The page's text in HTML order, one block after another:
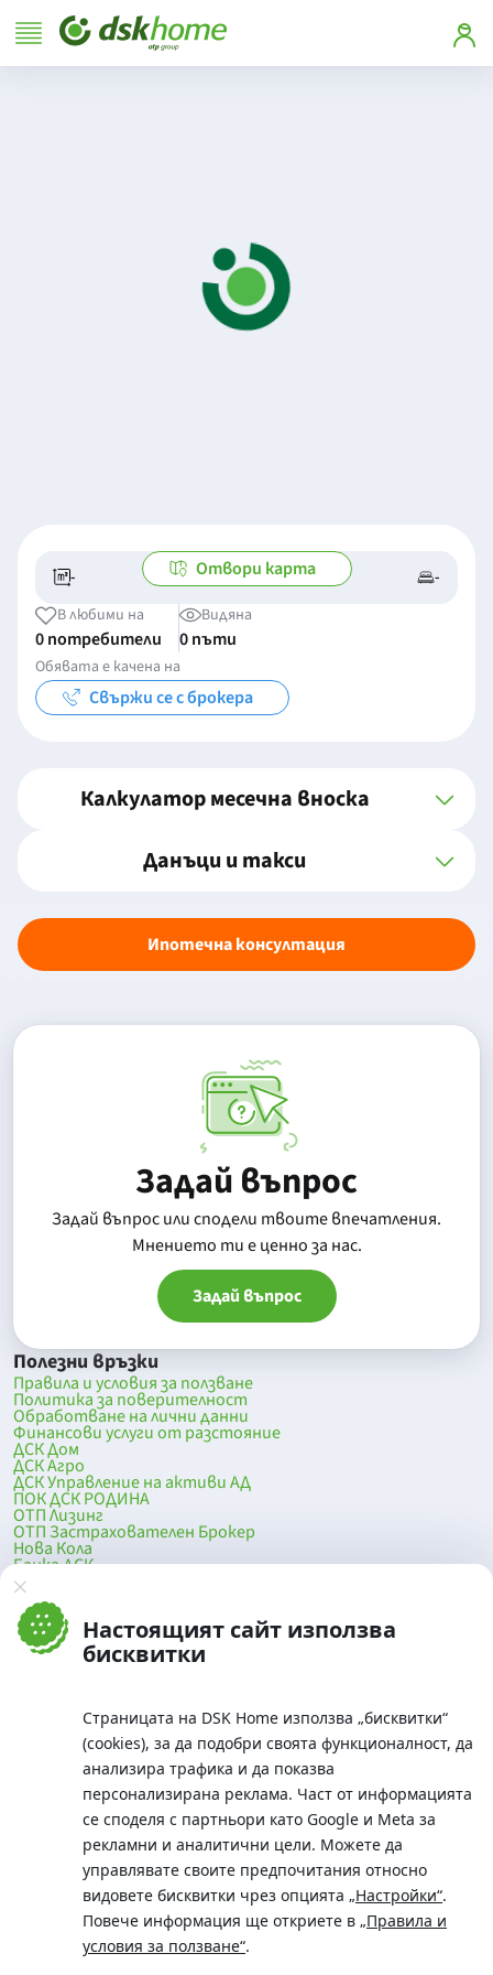
Настоящият сайт използва
бисквитки
Страницата на DSK Home използва „бисквитки“
(cookies), за да подобри своята функционалност, да
анализира трафика и да показва
персонализирана реклама. Част от информацията
се споделя с партньори като Google и Meta за
рекламни и аналитични цели. Можете да
управлявате своите предпочитания относно
видовете бисквитки чрез опцията „Настройки“.
Повече информация ще откриете в „Правила и
условия за ползване“.
- -/- -
Отвори карта
В любими на
0 потребители
Видяна
0 пъти
Обявата е качена на
Свържи се с брокера
Калкулатор месечна вноска
Данъци и такси
Ипотечна консултация
Задай въпрос
Задай въпрос или сподели твоите впечатления.
Mнението ти е ценно за нас.
Задай въпрос
Полезни връзки
Правила и условия за ползване
Политика за поверителност
Обработване на лични данни
Финансови услуги от разстояние
ДСК Дом
ДСК Агро
ДСК Управление на активи АД
ПОК ДСК РОДИНА
ОТП Лизинг
ОТП Застрахователен Брокер
Нова Кола
Банка ДСК
DSK Mobile
Оферти за продажба от Банка ДСК
Клонова мрежа и банкомати
До началото на страницата
Телефон:
0700 10 375 / *2375
Московска No.19 / ул. Г. Бенковски No. 5, София 1036
SWIFT/BIC: